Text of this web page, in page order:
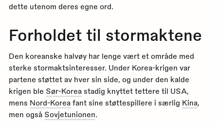
dette utenom deres egne ord.
Forholdet til stormaktene
Den koreanske halvøy har lenge vært et område med
sterke stormaktsinteresser. Under Korea-krigen var
partene støttet av hver sin side, og under den kalde
krigen ble Sør-Koreastadig knyttet tettere til USA,
mens Nord-Koreafant sine støttespillere i særlig Kina,
men også Sovjetunionen.